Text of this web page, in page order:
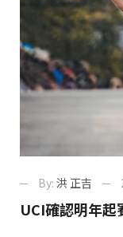
By: 洪 正吉
UCI確認明年起